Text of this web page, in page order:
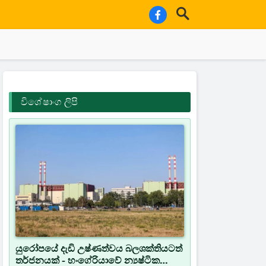
විශේෂාංග ලිපි
යුරෝපයේ දැඩි උෂ්ණත්වය බලශක්තියටත්
තර්ජනයක් - හංගේරියාවේ න්‍යෂ්ටික